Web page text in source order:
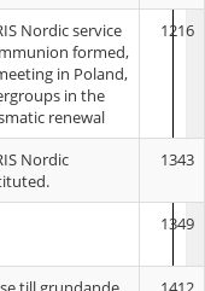
Nordic service
formed,
in Poland,
in the
renewal
1216
Nordic
1343
1349